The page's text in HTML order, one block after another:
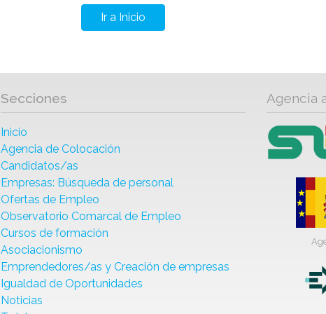
Ir a Inicio
Secciones
Inicio
Agencia de Colocación
Candidatos/as
Empresas: Búsqueda de personal
Ofertas de Empleo
Observatorio Comarcal de Empleo
Cursos de formación
Asociacionismo
Emprendedores/as y Creación de empresas
Igualdad de Oportunidades
Noticias
Agencia